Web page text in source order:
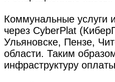
Коммунальные услуги
через CyberPlat
Ульяновске, Пензе,
области. Таким
инфраструктуру